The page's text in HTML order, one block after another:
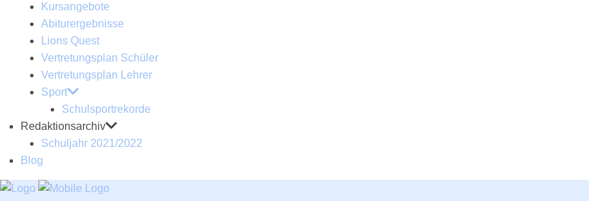
Kursangebote
Abiturergebnisse
Lions Quest
Vertretungsplan Schüler
Vertretungsplan Lehrer
Sport
Schulsportrekorde
Redaktionsarchiv
Schuljahr 2021/2022
Blog